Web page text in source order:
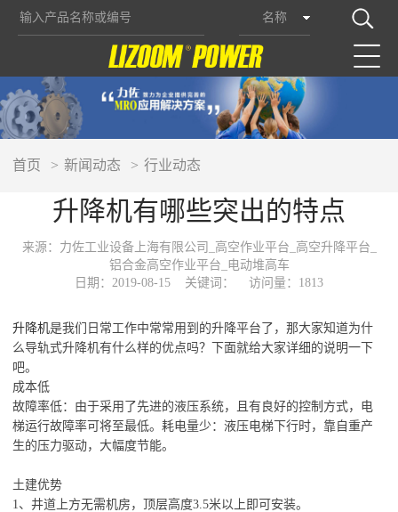
名称
首页 新闻动态 行业动态
升降机有哪些突出的特点
来源：力佐工业设备上海有限公司_高空作业平台_高空升降平台_
铝合金高空作业平台_电动堆高车
日期：2019-08-15
关键词： 访问量：1813
升降机是我们日常工作中常常用到的升降平台了，那大家知道为什
么导轨式升降机有什么样的优点吗？下面就给大家详细的说明一下
吧。
成本低
故障率低：由于采用了先进的液压系统，且有良好的控制方式，电
梯运行故障率可将至最低。耗电量少：液压电梯下行时，靠自重产
生的压力驱动，大幅度节能。
土建优势
1、井道上方无需机房，顶层高度3.5米以上即可安装。